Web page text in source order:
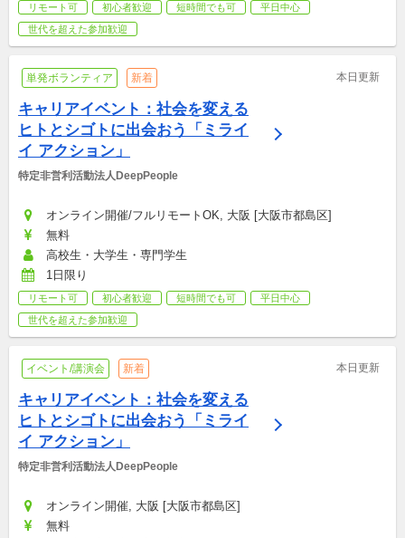
リモート可 初心者歓迎 短時間でも可
平日中心
世代を超えた参加歓迎
単発ボランティア 新着 本日更新
キャリアイベント：社会を変える
ヒトとシゴトに出会おう「ミライ
イ アクション」
特定非営利活動法人DeepPeople
オンライン開催/フルリモートOK, 大阪 [大阪市都島区]
無料
高校生・大学生・専門学生
1日限り
リモート可 初心者歓迎 短時間でも可
平日中心
世代を超えた参加歓迎
イベント/講演会 新着 本日更新
キャリアイベント：社会を変える
ヒトとシゴトに出会おう「ミライ
イ アクション」
特定非営利活動法人DeepPeople
オンライン開催, 大阪 [大阪市都島区]
無料